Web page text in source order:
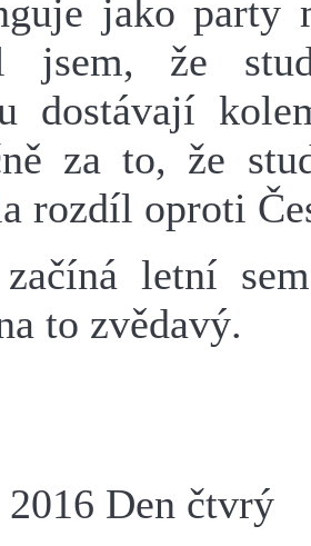
jako party
jsem, že
dostávají
za to, že
rozdíl oproti
letní
to zvědavý.
2016 Den čtvrý